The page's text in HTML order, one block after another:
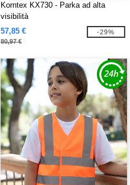
Korntex KX730 - Parka ad alta
visibilità
57,85 €
80,97 €
-29%